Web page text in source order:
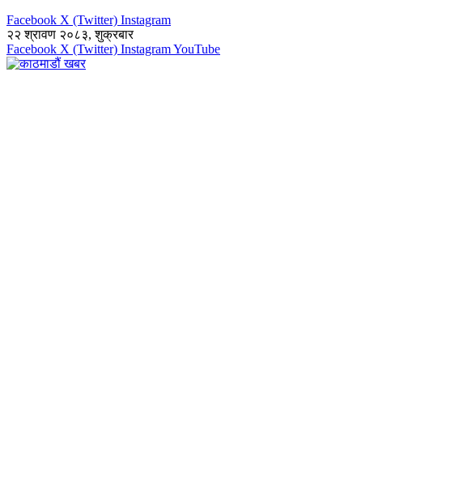
Facebook X (Twitter) Instagram
२२ श्रावण २०८३, शुक्रबार
Facebook X (Twitter) InstagramYouTube